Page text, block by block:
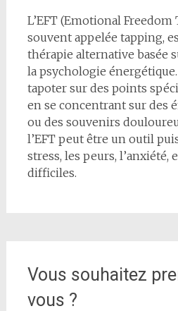
L’EFT (Emotional Freedom
souvent appelée tapping,
thérapie alternative basée
la psychologie
tapoter sur des points
en se concentrant sur des
ou des souvenirs
l’EFT peut être un outil
stress, les peurs, l’anxiété,
difficiles.
Vous souhaitez
vous ?